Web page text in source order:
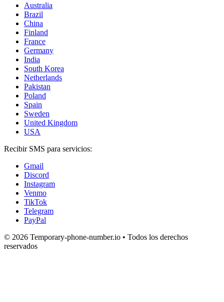
Australia
Brazil
China
Finland
France
Germany
India
South Korea
Netherlands
Pakistan
Poland
Spain
Sweden
United Kingdom
USA
Recibir SMS para servicios:
Gmail
Discord
Instagram
Venmo
TikTok
Telegram
PayPal
© 2026 Temporary-phone-number.io • Todos los derechos
reservados